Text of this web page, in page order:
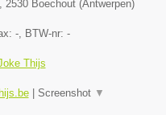
2530 Boechout(Antwerpen)
-, BTW-nr: -
Thijs
| Screenshot ▼